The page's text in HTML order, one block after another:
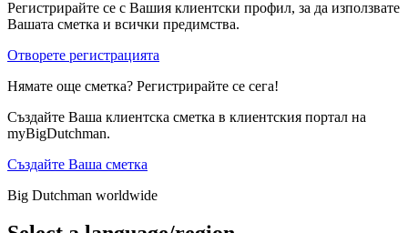
Регистрирайте се с Вашия клиентски профил, за да използвате
Вашата сметка и всички предимства.
Отворете регистрацията
Нямате още сметка? Регистрирайте се сега!
Създайте Ваша клиентска сметка в клиентския портал на
myBigDutchman.
Създайте Ваша сметка
Big Dutchman worldwide